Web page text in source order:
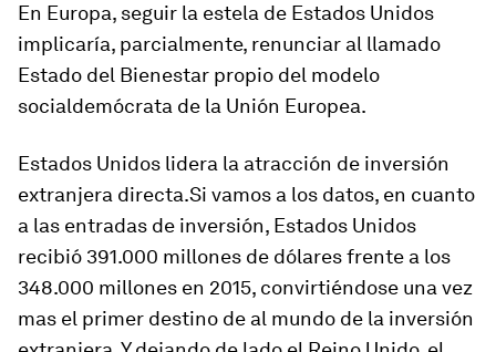
En Europa, seguir la estela de Estados Unidos
implicaría, parcialmente, renunciar al llamado
Estado del Bienestar propio del modelo
socialdemócrata de la Unión Europea.
Estados Unidos lidera la atracción de inversión
extranjera directa.Si vamos a los datos, en cuanto
a las entradas de inversión, Estados Unidos
recibió 391.000 millones de dólares frente a los
348.000 millones en 2015, convirtiéndose una vez
mas el primer destino de al mundo de la inversión